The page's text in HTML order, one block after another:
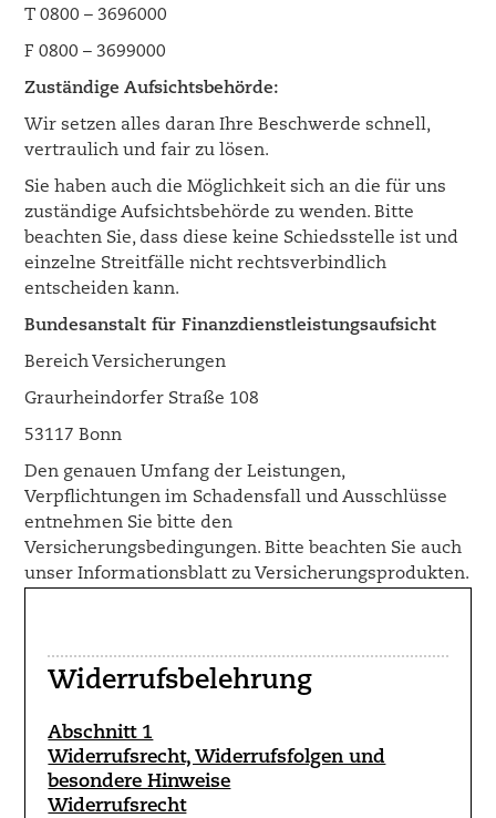
T 0800 – 3696000
F 0800 – 3699000
Zuständige Aufsichtsbehörde:
Wir setzen alles daran Ihre Beschwerde schnell,
vertraulich und fair zu lösen.
Sie haben auch die Möglichkeit sich an die für uns
zuständige Aufsichtsbehörde zu wenden. Bitte
beachten Sie, dass diese keine Schiedsstelle ist und
einzelne Streitfälle nicht rechtsverbindlich
entscheiden kann.
Bundesanstalt für Finanzdienstleistungsaufsicht
Bereich Versicherungen
Graurheindorfer Straße 108
53117 Bonn
Den genauen Umfang der Leistungen,
Verpflichtungen im Schadensfall und Ausschlüsse
entnehmen Sie bitte den
Versicherungsbedingungen. Bitte beachten Sie auch
unser Informationsblatt zu Versicherungsprodukten.
Widerrufsbelehrung
Abschnitt 1
Widerrufsrecht, Widerrufsfolgen und
besondere Hinweise
Widerrufsrecht